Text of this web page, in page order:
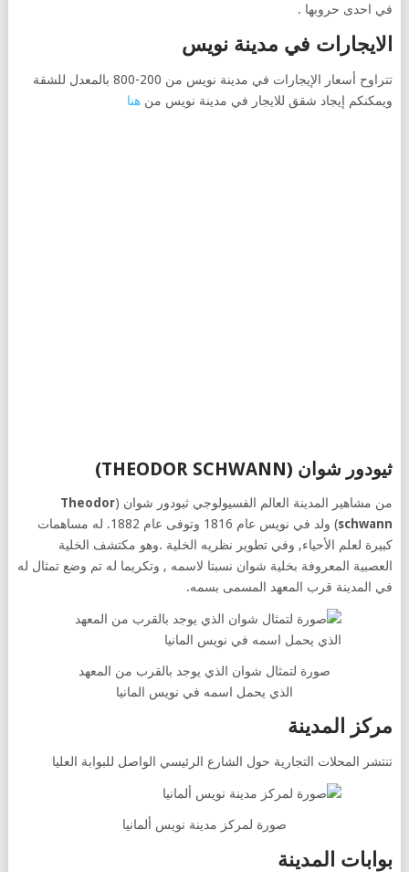
في احدى حروبها .
الايجارات في مدينة نويس
تتراوح أسعار الإيجارات في مدينة نويس من 200-800 بالمعدل للشقة
ويمكنكم إيجاد شقق للايجار في مدينة نويس من هنا
ثيودور شوان (THEODOR SCHWANN)
من مشاهير المدينة العالم الفسيولوجي ثيودور شوان (Theodor
schwann
) ولد في نويس عام 1816 وتوفى عام 1882. له مساهمات
كبيرة لعلم الأحياء, وفي تطوير نظريه الخلية .وهو مكتشف الخلية
العصبية المعروفة بخلية شوان نسبتا لاسمه , وتكريما له تم وضع تمثال له
في المدينة قرب المعهد المسمى بسمه.
صورة لتمثال شوان الذي يوجد بالقرب من المعهد
الذي يحمل اسمه في نويس المانيا
مركز المدينة
تنتشر المحلات التجارية حول الشارع الرئيسي الواصل للبوابة العليا
صورة لمركز مدينة نويس ألمانيا
بوابات المدينة